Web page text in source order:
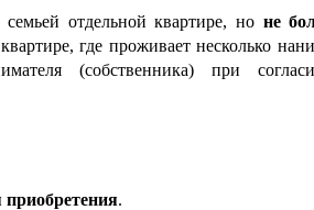
отдельной квартире, но не
где проживает несколько
(собственника) при
приобретения.